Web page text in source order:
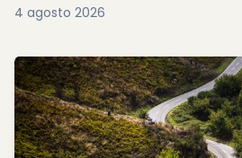
4 agosto 2026